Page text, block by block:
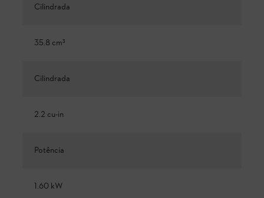
Cilindrada
35.8 cm³
Cilindrada
2.2 cu-in
Potência
1.60 kW